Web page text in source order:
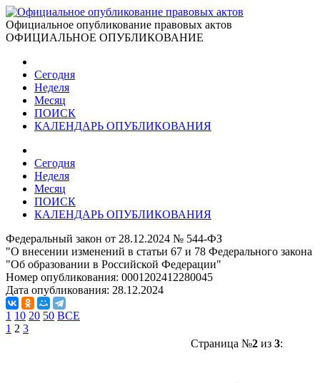
Официальное опубликование правовых актов
ОФИЦИАЛЬНОЕ ОПУБЛИКОВАНИЕ
Сегодня
Неделя
Месяц
ПОИСК
КАЛЕНДАРЬ ОПУБЛИКОВАНИЯ
Сегодня
Неделя
Месяц
ПОИСК
КАЛЕНДАРЬ ОПУБЛИКОВАНИЯ
Федеральный закон от 28.12.2024 № 544-ФЗ
"О внесении изменений в статьи 67 и 78 Федерального закона
"Об образовании в Российской Федерации"
Номер опубликования: 0001202412280045
Дата опубликования: 28.12.2024
1 10 20 50 ВСЕ
1 2 3
Страница №2из 3: